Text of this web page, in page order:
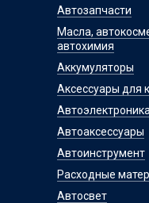
Автозапчасти
Масла,
автохимия
Аккумуляторы
Аксессуары для
Автоаксессуары
Автоинструмент
Расходные
Автосвет